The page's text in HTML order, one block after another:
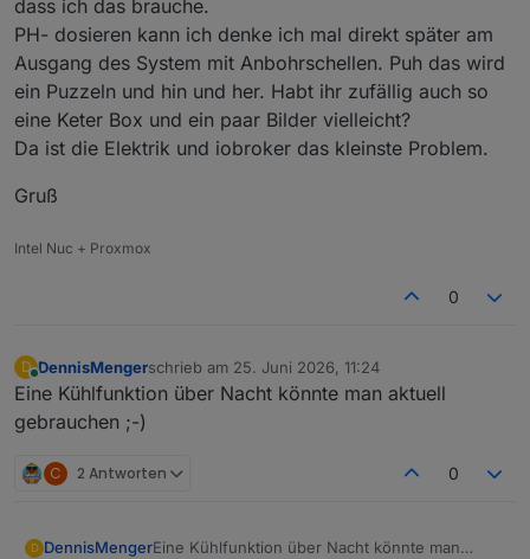
dass ich das brauche.
PH- dosieren kann ich denke ich mal direkt später am
Ausgang des System mit Anbohrschellen. Puh das wird
ein Puzzeln und hin und her. Habt ihr zufällig auch so
eine Keter Box und ein paar Bilder vielleicht?
Da ist die Elektrik und iobroker das kleinste Problem.
Gruß
Intel Nuc + Proxmox
0
D
Online
DennisMengerschrieb am 25. Juni 2026, 11:24
zuletzt editiert von
Eine Kühlfunktion über Nacht könnte man aktuell
gebrauchen ;-)
C 2 Antworten 0
D DennisMengerEine Kühlfunktion über Nacht könnte man